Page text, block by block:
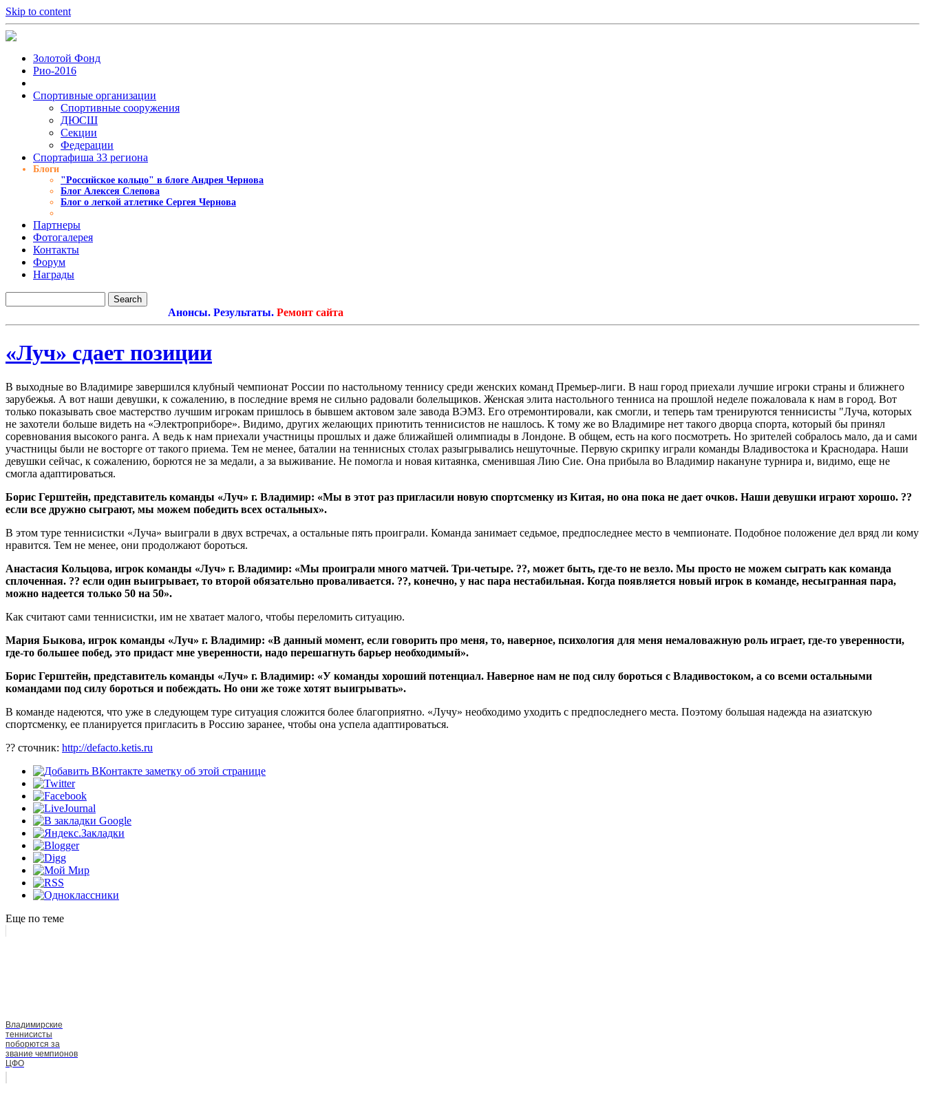
Skip to content
Золотой Фонд
Рио-2016
Спортивные организации
Cпортивные сооружения
ДЮСШ
Секции
Федерации
Спортафиша 33 региона
Блоги
"Российское кольцо" в блоге Андрея Чернова
Блог Алексея Слепова
Блог о легкой атлетике Сергея Чернова
Партнеры
Фотогалерея
Контакты
Форум
Награды
Анонсы. Результаты.Ремонт сайта
«Луч» сдает позиции
В выходные во Владимире завершился клубный чемпионат России по настольному теннису среди женских команд Премьер-лиги. В наш город приехали лучшие игроки страны и ближнего
зарубежья. А вот наши девушки, к сожалению, в последние время не сильно радовали болельщиков. Женская элита настольного тенниса на прошлой неделе пожаловала к нам в город. Вот
только показывать свое мастерство лучшим игрокам пришлось в бывшем актовом зале завода ВЭМЗ. Его отремонтировали, как смогли, и теперь там тренируются теннисисты "Луча, которых
не захотели больше видеть на «Электроприборе». Видимо, других желающих приютить теннисистов не нашлось. К тому же во Владимире нет такого дворца спорта, который бы принял
соревнования высокого ранга. А ведь к нам приехали участницы прошлых и даже ближайшей олимпиады в Лондоне. В общем, есть на кого посмотреть. Но зрителей собралось мало, да и сами
участницы были не восторге от такого приема. Тем не менее, баталии на теннисных столах разыгрывались нешуточные. Первую скрипку играли команды Владивостока и Краснодара. Наши
девушки сейчас, к сожалению, борются не за медали, а за выживание. Не помогла и новая китаянка, сменившая Лию Сие. Она прибыла во Владимир накануне турнира и, видимо, еще не
смогла адаптироваться.
Борис Герштейн, представитель команды «Луч» г. Владимир: «Мы в этот раз пригласили новую спортсменку из Китая, но она пока не дает очков. Наши девушки играют хорошо. ??
если все дружно сыграют, мы можем победить всех остальных».
В этом туре теннисистки «Луча» выиграли в двух встречах, а остальные пять проиграли. Команда занимает седьмое, предпоследнее место в чемпионате. Подобное положение дел вряд ли кому
нравится. Тем не менее, они продолжают бороться.
Анастасия Кольцова, игрок команды «Луч» г. Владимир: «Мы проиграли много матчей. Три-четыре. ??, может быть, где-то не везло. Мы просто не можем сыграть как команда
сплоченная. ?? если один выигрывает, то второй обязательно проваливается. ??, конечно, у нас пара нестабильная. Когда появляется новый игрок в команде, несыгранная пара,
можно надеется только 50 на 50».
Как считают сами теннисистки, им не хватает малого, чтобы переломить ситуацию.
Мария Быкова, игрок команды «Луч» г. Владимир: «В данный момент, если говорить про меня, то, наверное, психология для меня немаловажную роль играет, где-то уверенности,
где-то большее побед, это придаст мне уверенности, надо перешагнуть барьер необходимый».
Борис Герштейн, представитель команды «Луч» г. Владимир: «У команды хороший потенциал. Наверное нам не под силу бороться с Владивостоком, а со всеми остальными
командами под силу бороться и побеждать. Но они же тоже хотят выигрывать».
В команде надеются, что уже в следующем туре ситуация сложится более благоприятно. «Лучу» необходимо уходить с предпоследнего места. Поэтому большая надежда на азиатскую
спортсменку, ее планируется пригласить в Россию заранее, чтобы она успела адаптироваться.
?? сточник: http://defacto.ketis.ru
Еще по теме
Владимирские
теннисисты
поборются за
звание чемпионов
ЦФО